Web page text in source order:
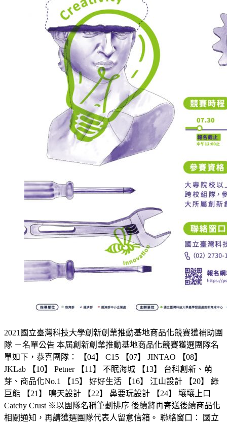
2021國立臺灣科技大學創新創業推動基地商品化競賽獲補助團
隊 －名單公告 本屆創新創業推動基地商品化競賽獲選團隊名
單如下，恭喜團隊： 【04】 C15 【07】 JINTAO 【08】
JKLab 【10】 Petner 【11】 不眠海城 【13】 台科創新、萌
芽、商品化No.1 【15】 好好生活 【16】 江山設計 【20】 綠
巨能 【21】 鳴天設計 【22】 鼻要玩設計 【24】 壤壤上口
Catchy Crust ※以團隊名稱筆劃排序 後續將再寄送後續商品化
相關通知，再請獲選團隊代表人留意信箱。 聯絡窗口： 國立